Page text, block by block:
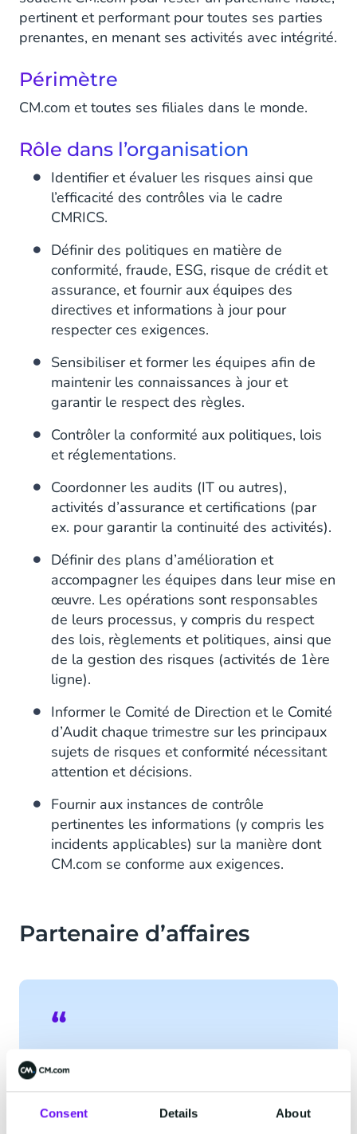
Consent Details About
pertinent et performant pour toutes ses parties
prenantes, en menant ses activités avec intégrité.
Périmètre
CM.com et toutes ses filiales dans le monde.
Rôle dans l’organisation
Identifier et évaluer les risques ainsi que
l’efficacité des contrôles via le cadre
CMRICS.
Définir des politiques en matière de
conformité, fraude, ESG, risque de crédit et
assurance, et fournir aux équipes des
directives et informations à jour pour
respecter ces exigences.
Sensibiliser et former les équipes afin de
maintenir les connaissances à jour et
garantir le respect des règles.
Contrôler la conformité aux politiques, lois
et réglementations.
Coordonner les audits (IT ou autres),
activités d’assurance et certifications (par
ex. pour garantir la continuité des activités).
Définir des plans d’amélioration et
accompagner les équipes dans leur mise en
œuvre. Les opérations sont responsables
de leurs processus, y compris du respect
des lois, règlements et politiques, ainsi que
de la gestion des risques (activités de 1ère
ligne).
Informer le Comité de Direction et le Comité
d’Audit chaque trimestre sur les principaux
sujets de risques et conformité nécessitant
attention et décisions.
Fournir aux instances de contrôle
pertinentes les informations (y compris les
incidents applicables) sur la manière dont
CM.com se conforme aux exigences.
Partenaire d’affaires
Conformité :
permet à l’ensemble de l’organisation